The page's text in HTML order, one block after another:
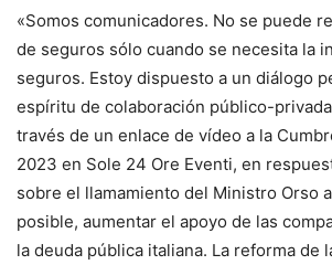
«Somos comunicadores. No se puede
de seguros sólo cuando se necesita la
seguros. Estoy dispuesto a un diálogo
espíritu de colaboración público-
través de un enlace de vídeo a la
2023 en Sole 24 Ore Eventi, en
sobre el llamamiento del Ministro Orso
posible, aumentar el apoyo de las
la deuda pública italiana. La reforma de